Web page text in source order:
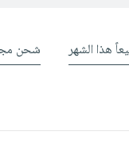
هذا الشهر شحن